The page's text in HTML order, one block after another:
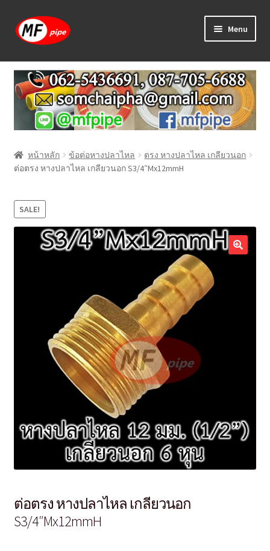
Skip
to
Skip
to
Menu
หน้าแรก
ร้านค้า
วิธีการเดินท่อ PAP
บทความ
แจ้งชำระเงิน
ติดต่อเรา
หน้าหลัก ข้อต่อหางปลาไหล
ตรง หางปลาไหล เกลียวนอก
ต่อตรง หางปลาไหล เกลียวนอก S3/4″Mx12mmH
SALE!
ต่อตรง หางปลาไหล เกลียวนอก
S3/4″Mx12mmH